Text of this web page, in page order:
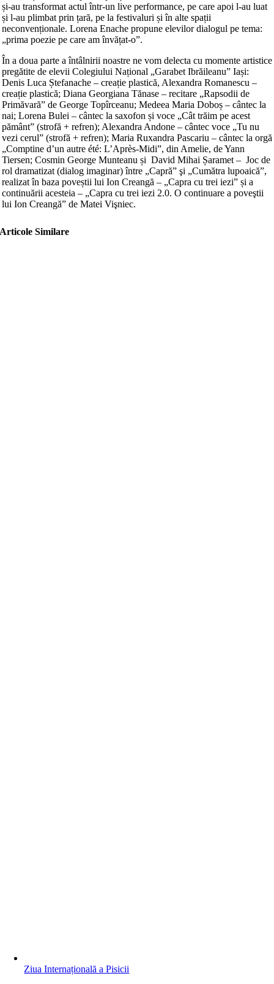
și-au transformat actul într-un live performance, pe care apoi l-au luat
și l-au plimbat prin țară, pe la festivaluri și în alte spații
neconvenționale. Lorena Enache propune elevilor dialogul pe tema:
„prima poezie pe care am învățat-o”.
În a doua parte a întâlnirii noastre ne vom delecta cu momente artistice
pregătite de elevii Colegiului Național „Garabet Ibrăileanu” Iași:
Denis Luca Ștefanache – creație plastică, Alexandra Romanescu –
creație plastică; Diana Georgiana Tănase – recitare „Rapsodii de
Primăvară” de George Topîrceanu; Medeea Maria Doboș – cântec la
nai; Lorena Bulei – cântec la saxofon și voce „Cât trăim pe acest
pământ” (strofă + refren); Alexandra Andone – cântec voce „Tu nu
vezi cerul” (strofă + refren); Maria Ruxandra Pascariu – cântec la orgă
„Comptine d’un autre été: L’Après-Midi”, din Amelie, de Yann
Tiersen; Cosmin George Munteanu și David Mihai Șaramet – Joc de
rol dramatizat (dialog imaginar) între „Capră” şi „Cumătra lupoaică”,
realizat în baza poveștii lui Ion Creangă – „Capra cu trei iezi” și a
continuării acesteia – „Capra cu trei iezi 2.0. O continuare a poveştii
lui Ion Creangă” de Matei Vişniec.
Articole Similare
Ziua Internațională a Pisicii